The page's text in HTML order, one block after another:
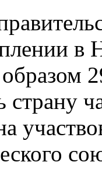
в
страну